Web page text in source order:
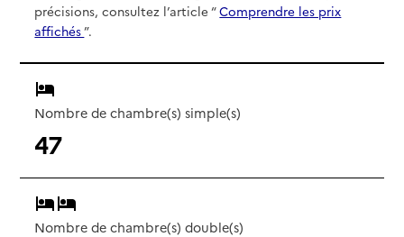
précisions, consultez l’article “Comprendre les prix
affichés”.
Nombre de chambre(s) simple(s)
47
Nombre de chambre(s) double(s)